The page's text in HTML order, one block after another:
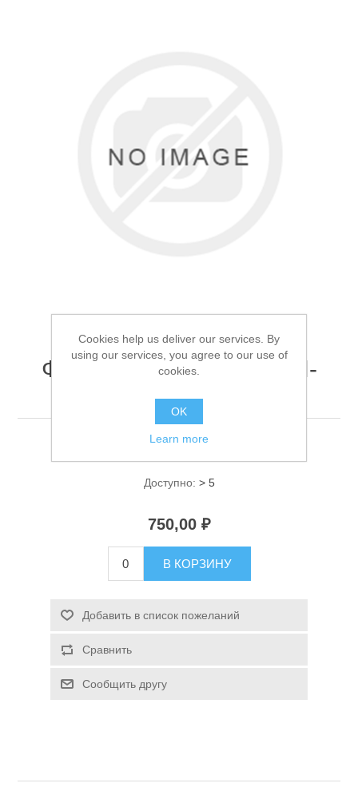
Аксессуары для лодок
Спасательные средства
Фонарь ручной Огонь H-
889-T6
Фонарь ручной Огонь H-889-T6
Доступно: > 5
750,00 ₽
В КОРЗИНУ
Добавить в список пожеланий
Сравнить
Сообщить другу
Cookies help us deliver our services. By
using our services, you agree to our use of
cookies.
OK
Learn more